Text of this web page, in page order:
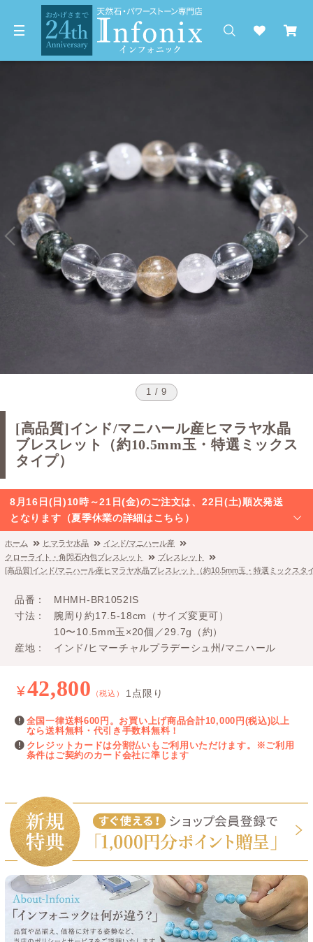
1 / 9
[高品質]インド/マニハール産ヒマラヤ水晶
ブレスレット（約10.5mm玉・特選ミックス
タイプ）
8月16日(日)10時～21日(金)のご注文は、22日(土)順次発送
となります（夏季休業の詳細はこちら）
ホーム ヒマラヤ水晶
インド/マニハール産
クローライト・角閃石内包ブレスレット
ブレスレット
[高品質]インド/マニハール産ヒマラヤ水晶ブレスレット（約10.5mm玉・特選ミックスタ
品番
MHMH-BR1052IS
寸法
腕周り約17.5-18cm（サイズ変更可）
10〜10.5mm玉×20個／29.7g（約）
産地
インド/ヒマーチャルプラデーシュ州/マニハール
¥42,800 （税込） 1点限り
全国一律送料600円。お買い上げ商品合計10,000円(税込)以上
なら送料無料・代引き手数料無料！
クレジットカードは分割払いもご利用いただけます。※ご利用
条件はご契約のカード会社に準じます